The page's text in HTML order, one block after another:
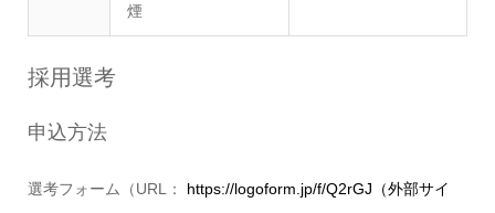
煙
採用選考
申込方法
選考フォーム（URL： https://logoform.jp/f/Q2rGJ（外部サイ